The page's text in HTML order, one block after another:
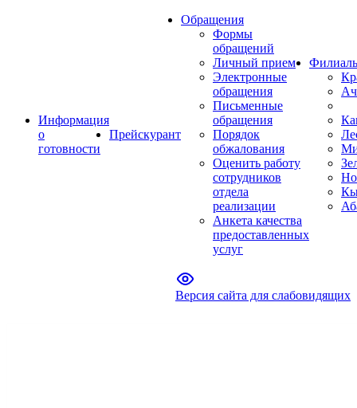
Информация
о
готовности
Прейскурант
Обращения
Формы
обращений
Личный прием
Электронные
обращения
Письменные
обращения
Порядок
обжалования
Оценить работу
сотрудников
отдела
реализации
Анкета качества
предоставленных
услуг
Версия сайта для слабовидящих